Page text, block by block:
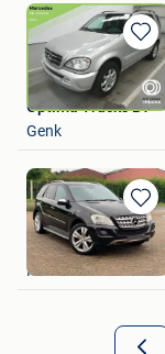
in
Mijn
Optima Trucks Bv
Genk
in
Mijn
amelie
Harelbeke